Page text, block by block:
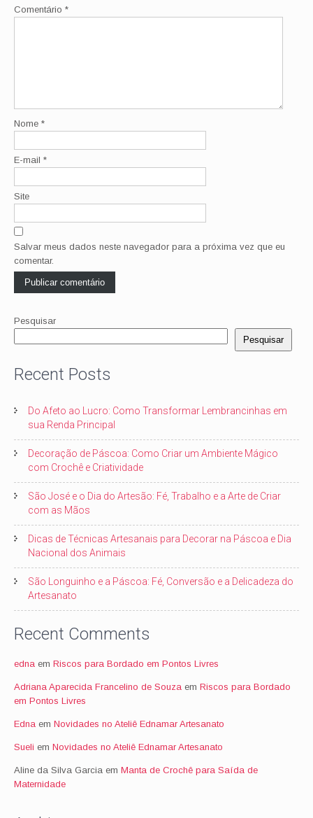
Comentário *
Nome *
E-mail *
Site
Salvar meus dados neste navegador para a próxima vez que eu
comentar.
Pesquisar
Pesquisar
Recent Posts
Do Afeto ao Lucro: Como Transformar Lembrancinhas em
sua Renda Principal
Decoração de Páscoa: Como Criar um Ambiente Mágico
com Crochê e Criatividade
São José e o Dia do Artesão: Fé, Trabalho e a Arte de Criar
com as Mãos
Dicas de Técnicas Artesanais para Decorar na Páscoa e Dia
Nacional dos Animais
São Longuinho e a Páscoa: Fé, Conversão e a Delicadeza do
Artesanato
Recent Comments
edna em Riscos para Bordado em Pontos Livres
Adriana Aparecida Francelino de Souza em Riscos para Bordado
em Pontos Livres
Edna em Novidades no Ateliê Ednamar Artesanato
Sueli em Novidades no Ateliê Ednamar Artesanato
Aline da Silva Garcia em Manta de Crochê para Saída de
Maternidade